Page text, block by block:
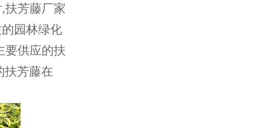
扶芳藤厂家
园林绿化
要供应的扶
扶芳藤在